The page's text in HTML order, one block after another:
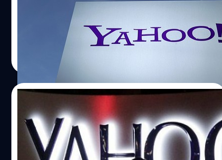
ช่วงปี 2013-2014 ซึ่งมีข้อมูลบัญชีผู้ใช้งานหลุดออกไปถึง 1
พันล้านบัญชี ล่าสุดบริษัทได้ออกมาประกาศเพิ่มเติมว่าไม่ใช่
แค่ 1 พันล้านแล้ว วันนี้ Yahoo ประกาศเพิ่มเติมว่า บริษัทถูก
แฮ็คและมีข้อมูลของผู้ใช้งานหลุดออกไปถึง 3 พันล้านบัญชี
หรือพูดง่ายๆ ว่าทุกบัญชีผู้ใช้ที่บริษัทมีอยู่ตอนนั้น โดนอย่าง
เท่าเทียมกัน อย่างไรก็ตาม ทางบริษัทได้ส่งอีเมลแจ้งเตือนให้
กับผู้ใช้งานที่คาดว่าจะได้รับผลกระทบดังกล่าวเป็นที่เรียบร้อย
แล้ว ในส่วนของข้อมูลที่หลุดออกไป ทาง Yahoo ระบุว่า ไม่รวม
รหัสผ่าน และข้อมูลบัญชีธนาคาร (ส่วนที่เหลือคงหลุดออกไป
หมด) นอกจากนี้บริษัทกำลังร่วมมือกับหน่วยงานด้านกฏหมาย
เพื่อดำเนินการต่อ ใครที่มีบัญชี Yahoo ในตอนนี้ การเปลี่ยน
รหัสผ่านบัญชีตอนนี้ก็เป็นสิ่งที่ต้องทำเลยล่ะครับ (แต่ผ่านมา
แล้ว 4 ปีเพิ่งมาบอกว่าโดนทั้งหมดเนี่ยนะ Yahoo!) อ้างอิง
วัชรกุล พัฒนาประทีป | 3228 days ago
13/06/2017
อวสาน Yahoo! ปิดดีลขายให้ Verizon ด้วย
มูลค่า 4.48 พันล้านเหรียญ
Verizon Communications Inc. ได้ประกาศปิดการซื้อ Yahoo!